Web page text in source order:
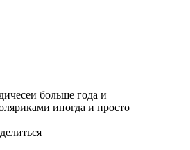
больше года и
иногда и просто